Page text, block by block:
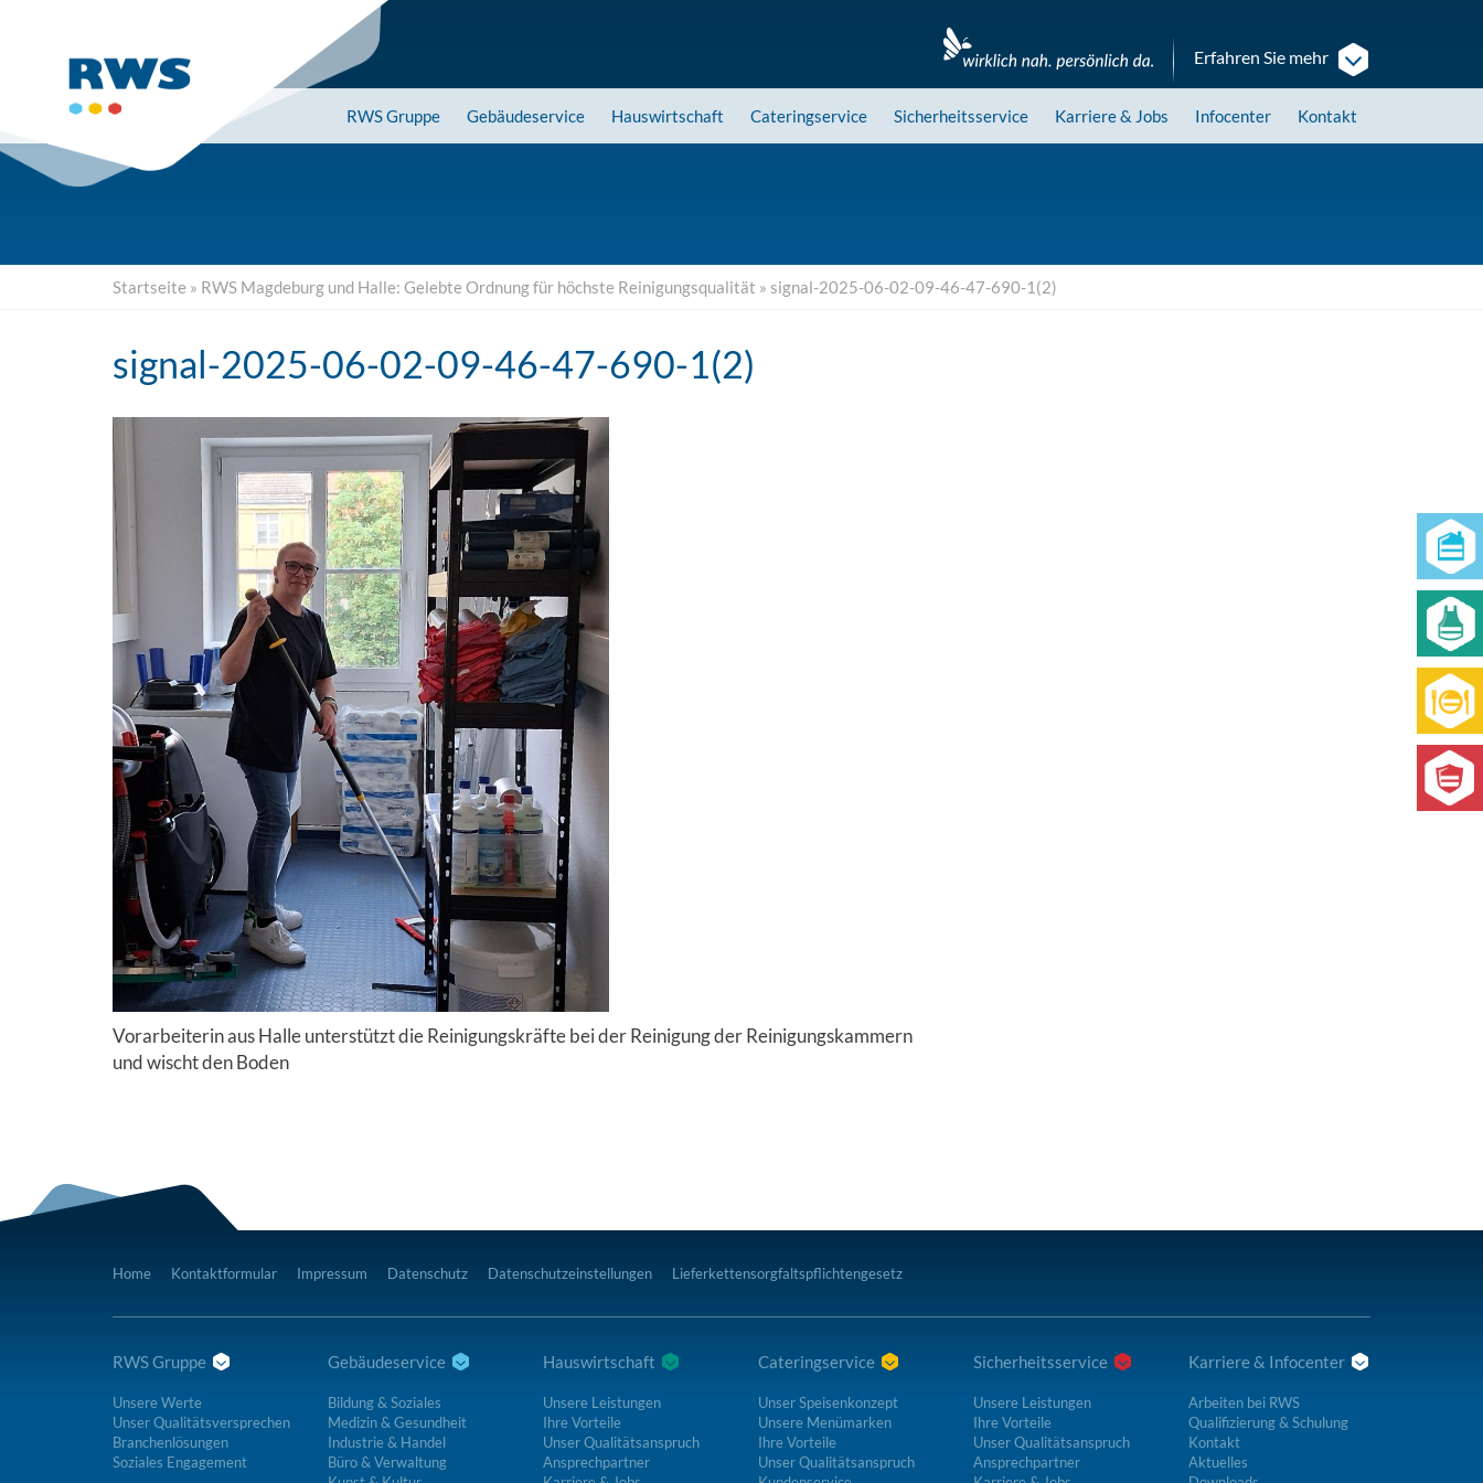
Erfahren Sie mehr
RWSGruppe Gebäudeservice Hauswirtschaft Cateringservice Sicherheitsservice Karriere& Jobs Infocenter Kontakt
Startseite » RWS Magdeburg und Halle: Gelebte Ordnung für höchste Reinigungsqualität » signal-2025-06-02-09-46-47-690-1(2)
signal-2025-06-02-09-46-47-690-1(2)
Vorarbeiterin aus Halle unterstützt die Reinigungskräfte bei der Reinigung der Reinigungskammern
und wischt den Boden
Home Kontaktformular Impressum Datenschutz Datenschutzeinstellungen Lieferkettensorgfaltspflichtengesetz
RWS Gruppe
Unsere Werte
Unser Qualitätsversprechen
Branchenlösungen
Soziales Engagement
Gebäudeservice
Bildung & Soziales
Medizin & Gesundheit
Industrie & Handel
Büro & Verwaltung
Hauswirtschaft
Unsere Leistungen
Ihre Vorteile
Unser Qualitätsanspruch
Ansprechpartner
Cateringservice
Unser Speisenkonzept
Unsere Menümarken
Ihre Vorteile
Unser Qualitätsanspruch
Sicherheitsservice
Unsere Leistungen
Ihre Vorteile
Unser Qualitätsanspruch
Ansprechpartner
Karriere & Infocenter
Arbeiten bei RWS
Qualifizierung & Schulung
Kontakt
Aktuelles